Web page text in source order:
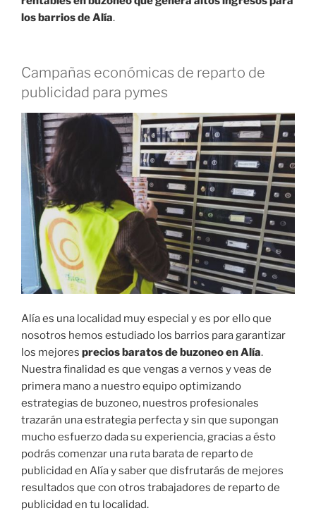
los barrios de Alía.
Campañas económicas de reparto de
publicidad para pymes
Alía es una localidad muy especial y es por ello que
nosotros hemos estudiado los barrios para garantizar
los mejores precios baratos de buzoneo en Alía.
Nuestra finalidad es que vengas a vernos y veas de
primera mano a nuestro equipo optimizando
estrategias de buzoneo, nuestros profesionales
trazarán una estrategia perfecta y sin que supongan
mucho esfuerzo dada su experiencia, gracias a ésto
podrás comenzar una ruta barata de reparto de
publicidad en Alía y saber que disfrutarás de mejores
resultados que con otros trabajadores de reparto de
publicidad en tu localidad.